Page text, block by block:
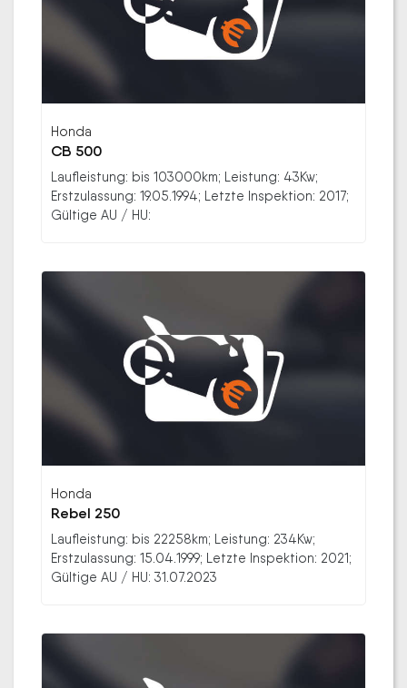
Honda
CB 500
Laufleistung: bis 103000km; Leistung: 43Kw;
Erstzulassung: 19.05.1994; Letzte Inspektion: 2017;
Gültige AU / HU:
Honda
Rebel 250
Laufleistung: bis 22258km; Leistung: 234Kw;
Erstzulassung: 15.04.1999; Letzte Inspektion: 2021;
Gültige AU / HU: 31.07.2023